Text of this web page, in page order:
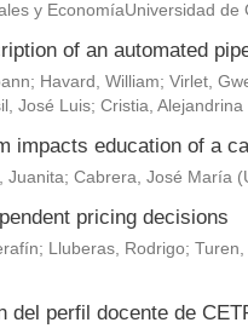
y EconomíaUniversidad de
of an automated
; Havard, William; Virlet,
José Luis; Cristia, Alejandrina
impacts education of a
Juanita; Cabrera, José María (
pricing decisions
; Lluberas, Rodrigo; Turen,
del perfil docente de